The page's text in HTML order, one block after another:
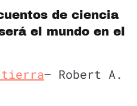
de ciencia
el mundo en el
tierra– Robert A.